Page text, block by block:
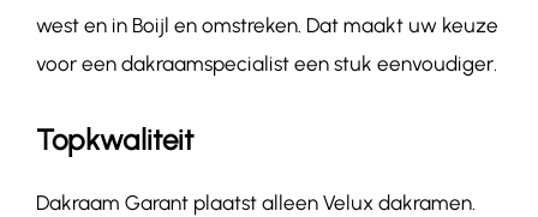
west en in Boijl en omstreken. Dat maakt uw keuze
voor een dakraamspecialist een stuk eenvoudiger.
Topkwaliteit
Dakraam Garant plaatst alleen Velux dakramen.